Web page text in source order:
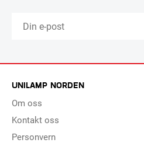
UNILAMP NORDEN
Om oss
Kontakt oss
Personvern